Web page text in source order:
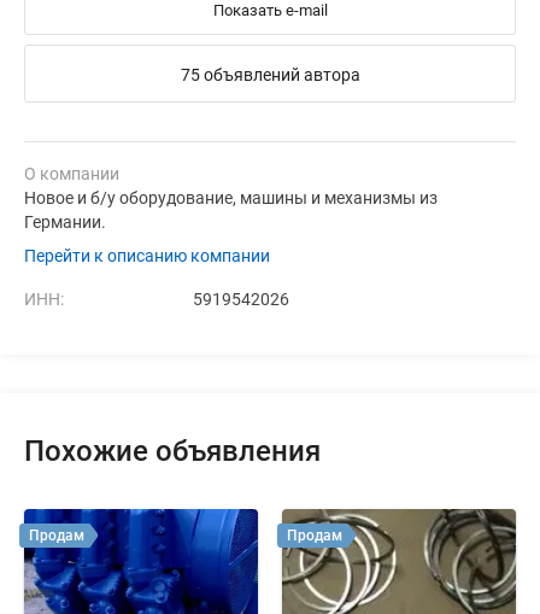
Показать e-mail
75 объявлений автора
О компании
Новое и б/у оборудование, машины и механизмы из
Германии.
Перейти к описанию компании
ИНН: 5919542026
Похожие объявления
Продам Продам